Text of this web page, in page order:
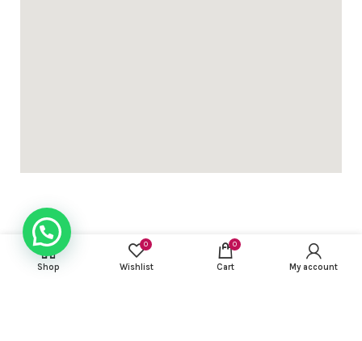
USEFUL LINKS
Shop
0
Wishlist
0
Cart My account